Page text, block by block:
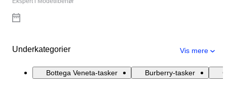
Underkategorier Vis mere
Bottega Veneta-tasker Burberry-tasker